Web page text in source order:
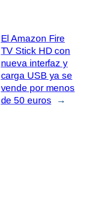
El Amazon Fire
TV Stick HD con
nueva interfaz y
carga USB ya se
vende por menos
de 50 euros
→